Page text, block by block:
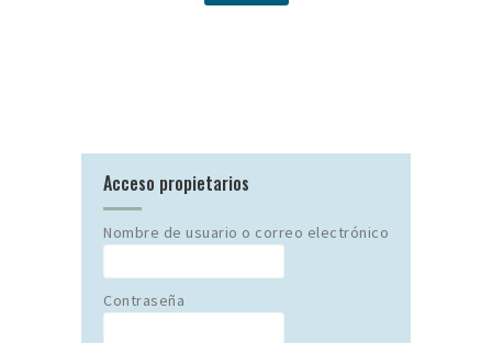
Acceso propietarios
Nombre de usuario o correo electrónico
Contraseña